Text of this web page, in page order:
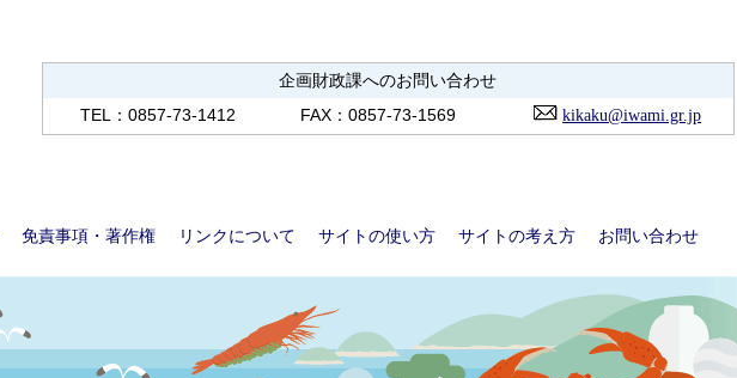
企画財政課へのお問い合わせ
TEL：0857-73-1412
FAX：0857-73-1569 kikaku@iwami.gr.jp
免責事項・著作権 リンクについて サイトの使い方 サイトの考え方 お問い合わせ